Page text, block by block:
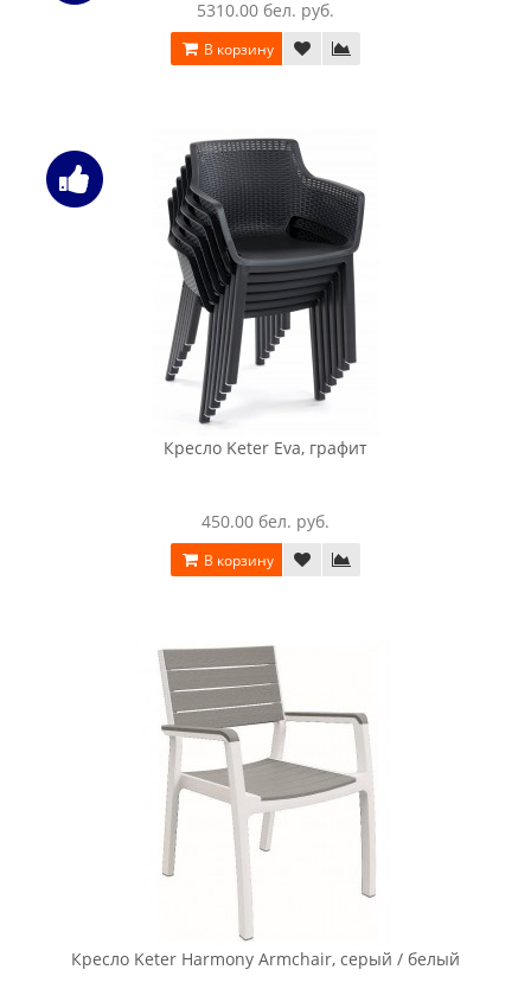
20049.00 бел. руб.
В корзину
Комплект мебели Keter Delano set коричневый
20049.00 бел. руб.
В корзину
Комплект мебели Keter Emily Balcony Set (графит)